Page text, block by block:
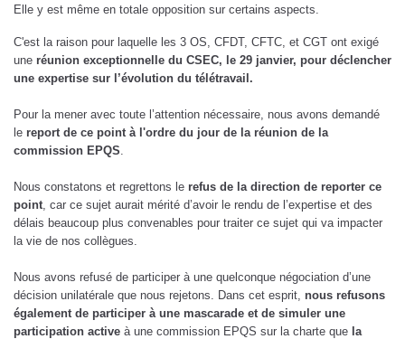
Elle y est même en totale opposition sur certains aspects.
C'est la raison pour laquelle les 3 OS, CFDT, CFTC, et CGT ont exigé
une réunion exceptionnelle du CSEC, le 29 janvier, pour déclencher
une expertise sur l’évolution du télétravail.
Pour la mener avec toute l’attention nécessaire, nous avons demandé
le report de ce point à l'ordre du jour de la réunion de la
commission EPQS
Nous constatons et regrettons le refus de la direction de reporter ce
point , car ce sujet aurait mérité d’avoir le rendu de l’expertise et des
délais beaucoup plus convenables pour traiter ce sujet qui va impacter
la vie de nos collègues.
Nous avons refusé de participer à une quelconque négociation d’une
décision unilatérale que nous rejetons. Dans cet esprit, nous refusons
également de participer à une mascarade et de simuler une
participation active à une commission EPQS sur la charte que la